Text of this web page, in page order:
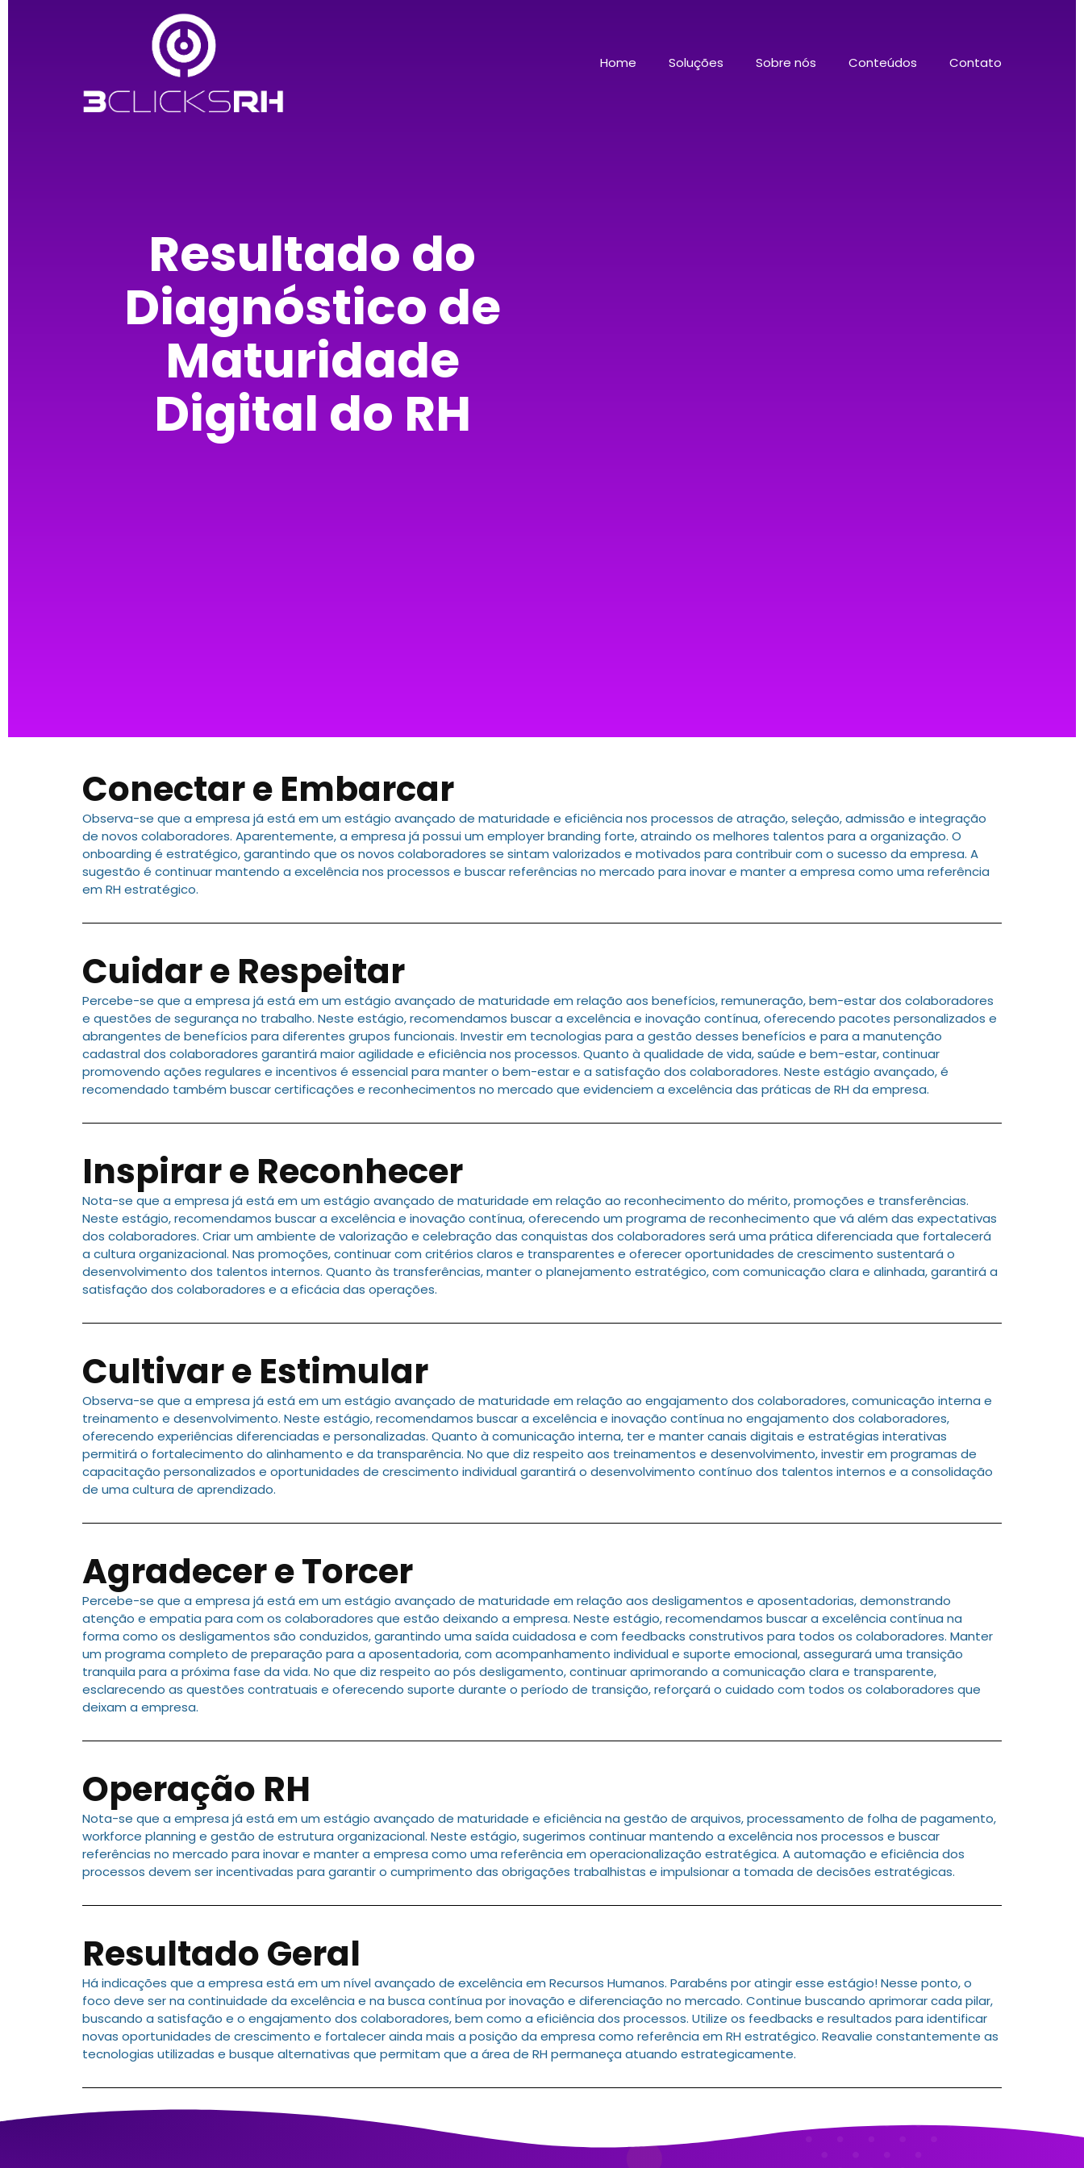
Home Soluções Sobre nós Conteúdos Contato
Resultado do
Diagnóstico de
Maturidade
Digital do RH
Conectar e Embarcar
Observa-se que a empresa já está em um estágio avançado de maturidade e eficiência nos processos de atração, seleção, admissão e integração
de novos colaboradores. Aparentemente, a empresa já possui um employer branding forte, atraindo os melhores talentos para a organização. O
onboarding é estratégico, garantindo que os novos colaboradores se sintam valorizados e motivados para contribuir com o sucesso da empresa. A
sugestão é continuar mantendo a excelência nos processos e buscar referências no mercado para inovar e manter a empresa como uma referência
em RH estratégico.
Cuidar e Respeitar
Percebe-se que a empresa já está em um estágio avançado de maturidade em relação aos benefícios, remuneração, bem-estar dos colaboradores
e questões de segurança no trabalho. Neste estágio, recomendamos buscar a excelência e inovação contínua, oferecendo pacotes personalizados e
abrangentes de benefícios para diferentes grupos funcionais. Investir em tecnologias para a gestão desses benefícios e para a manutenção
cadastral dos colaboradores garantirá maior agilidade e eficiência nos processos. Quanto à qualidade de vida, saúde e bem-estar, continuar
promovendo ações regulares e incentivos é essencial para manter o bem-estar e a satisfação dos colaboradores. Neste estágio avançado, é
recomendado também buscar certificações e reconhecimentos no mercado que evidenciem a excelência das práticas de RH da empresa.
Inspirar e Reconhecer
Nota-se que a empresa já está em um estágio avançado de maturidade em relação ao reconhecimento do mérito, promoções e transferências.
Neste estágio, recomendamos buscar a excelência e inovação contínua, oferecendo um programa de reconhecimento que vá além das expectativas
dos colaboradores. Criar um ambiente de valorização e celebração das conquistas dos colaboradores será uma prática diferenciada que fortalecerá
a cultura organizacional. Nas promoções, continuar com critérios claros e transparentes e oferecer oportunidades de crescimento sustentará o
desenvolvimento dos talentos internos. Quanto às transferências, manter o planejamento estratégico, com comunicação clara e alinhada, garantirá a
satisfação dos colaboradores e a eficácia das operações.
Cultivar e Estimular
Observa-se que a empresa já está em um estágio avançado de maturidade em relação ao engajamento dos colaboradores, comunicação interna e
treinamento e desenvolvimento. Neste estágio, recomendamos buscar a excelência e inovação contínua no engajamento dos colaboradores,
oferecendo experiências diferenciadas e personalizadas. Quanto à comunicação interna, ter e manter canais digitais e estratégias interativas
permitirá o fortalecimento do alinhamento e da transparência. No que diz respeito aos treinamentos e desenvolvimento, investir em programas de
capacitação personalizados e oportunidades de crescimento individual garantirá o desenvolvimento contínuo dos talentos internos e a consolidação
de uma cultura de aprendizado.
Agradecer e Torcer
Percebe-se que a empresa já está em um estágio avançado de maturidade em relação aos desligamentos e aposentadorias, demonstrando
atenção e empatia para com os colaboradores que estão deixando a empresa. Neste estágio, recomendamos buscar a excelência contínua na
forma como os desligamentos são conduzidos, garantindo uma saída cuidadosa e com feedbacks construtivos para todos os colaboradores. Manter
um programa completo de preparação para a aposentadoria, com acompanhamento individual e suporte emocional, assegurará uma transição
tranquila para a próxima fase da vida. No que diz respeito ao pós desligamento, continuar aprimorando a comunicação clara e transparente,
esclarecendo as questões contratuais e oferecendo suporte durante o período de transição, reforçará o cuidado com todos os colaboradores que
deixam a empresa.
Operação RH
Nota-se que a empresa já está em um estágio avançado de maturidade e eficiência na gestão de arquivos, processamento de folha de pagamento,
workforce planning e gestão de estrutura organizacional. Neste estágio, sugerimos continuar mantendo a excelência nos processos e buscar
referências no mercado para inovar e manter a empresa como uma referência em operacionalização estratégica. A automação e eficiência dos
processos devem ser incentivadas para garantir o cumprimento das obrigações trabalhistas e impulsionar a tomada de decisões estratégicas.
Resultado Geral
Há indicações que a empresa está em um nível avançado de excelência em Recursos Humanos. Parabéns por atingir esse estágio! Nesse ponto, o
foco deve ser na continuidade da excelência e na busca contínua por inovação e diferenciação no mercado. Continue buscando aprimorar cada pilar,
buscando a satisfação e o engajamento dos colaboradores, bem como a eficiência dos processos. Utilize os feedbacks e resultados para identificar
novas oportunidades de crescimento e fortalecer ainda mais a posição da empresa como referência em RH estratégico. Reavalie constantemente as
tecnologias utilizadas e busque alternativas que permitam que a área de RH permaneça atuando estrategicamente.